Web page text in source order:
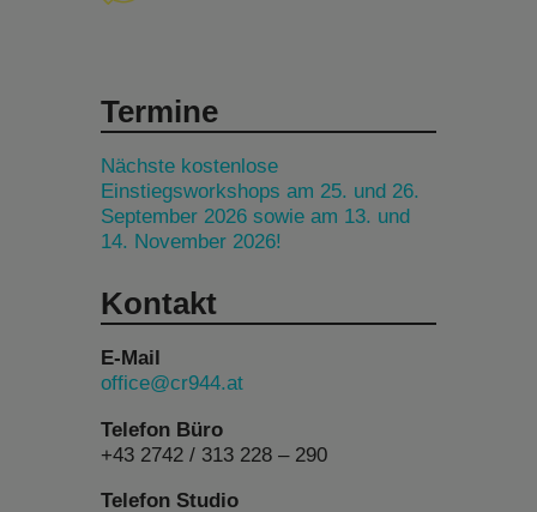
Termine
Nächste kostenlose
Einstiegsworkshops am 25. und 26.
September 2026 sowie am 13. und
14. November 2026!
Kontakt
E-Mail
office@cr944.at
Telefon Büro
+43 2742 / 313 228 – 290
Telefon Studio